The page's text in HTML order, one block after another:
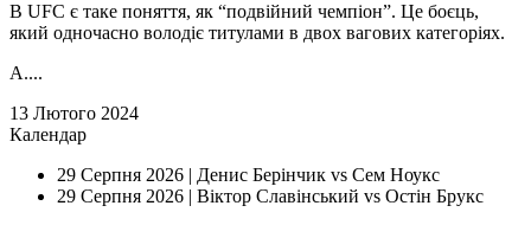
В UFC є таке поняття, як “подвійний чемпіон”. Це боєць,
який одночасно володіє титулами в двох вагових категоріях.
А....
13 Лютого 2024
Календар
29 Серпня 2026 | Денис Берінчик vs Сем Ноукс
29 Серпня 2026 | Віктор Славінський vs Остін Брукс